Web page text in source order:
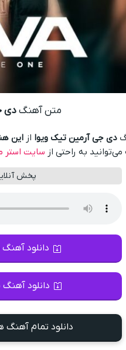
متن آهنگدی
دی جی آرمین تیک ویوا از این
به راحتی از سایت استر
پخش
دانلود آهنگ
دانلود آهنگ
دانلود تمام